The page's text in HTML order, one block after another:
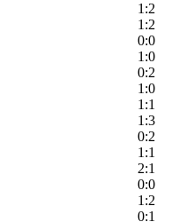
1:2
1:2
0:0
1:0
0:2
1:0
1:1
1:3
0:2
1:1
2:1
0:0
1:2
0:1